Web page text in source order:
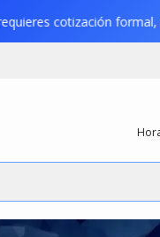
Si requieres cotización